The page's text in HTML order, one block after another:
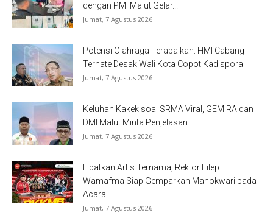
dengan PMI Malut Gelar...
Jumat, 7 Agustus 2026
Potensi Olahraga Terabaikan: HMI Cabang
Ternate Desak Wali Kota Copot Kadispora
Jumat, 7 Agustus 2026
Keluhan Kakek soal SRMA Viral, GEMIRA dan
DMI Malut Minta Penjelasan...
Jumat, 7 Agustus 2026
Libatkan Artis Ternama, Rektor Filep
Wamafma Siap Gemparkan Manokwari pada
Acara...
Jumat, 7 Agustus 2026